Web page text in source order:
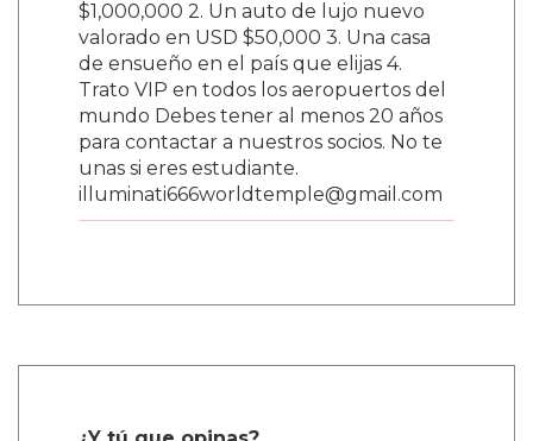
$1,000,000 2. Un auto de lujo nuevo
valorado en USD $50,000 3. Una casa
de ensueño en el país que elijas 4.
Trato VIP en todos los aeropuertos del
mundo Debes tener al menos 20 años
para contactar a nuestros socios. No te
unas si eres estudiante.
illuminati666worldtemple@gmail.com